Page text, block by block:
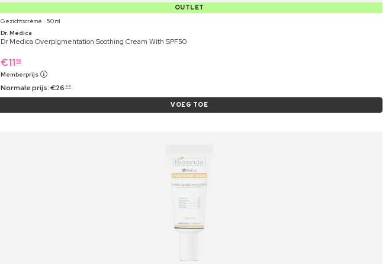
OUTLET
Gezichtscrème ⋅ 50 ml
Dr. Medica
Dr Medica Overpigmentation Soothing Cream With SPF50
€11 99
Memberprijs
Normale prijs:€26 99
VOEG TOE